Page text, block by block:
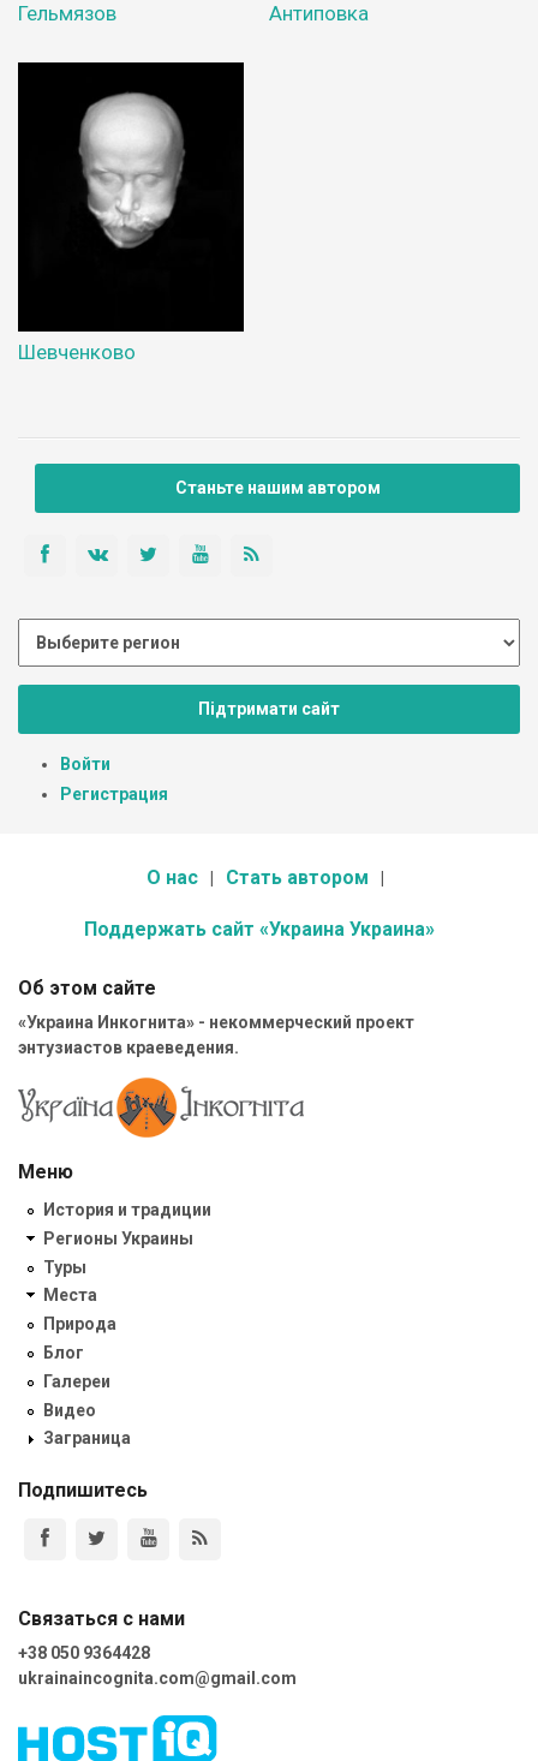
Гельмязов Антиповка
Шевченково
Станьте нашим автором
Підтримати сайт
Войти
Регистрация
О нас Стать автором
Поддержать сайт «Украина Украина»
Об этом сайте
«Украина Инкогнита» - некоммерческий проект
энтузиастов краеведения.
Меню
История и традиции
Регионы Украины
Туры
Места
Природа
Блог
Галереи
Видео
Заграница
Подпишитесь
Связаться с нами
+38 050 9364428
ukrainaincognita.com@gmail.com